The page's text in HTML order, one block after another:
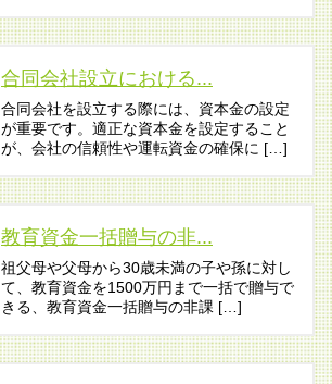
合同会社設立における...
合同会社を設立する際には、資本金の設定
が重要です。適正な資本金を設定すること
が、会社の信頼性や運転資金の確保に […]
教育資金一括贈与の非...
祖父母や父母から30歳未満の子や孫に対し
て、教育資金を1500万円まで一括で贈与で
きる、教育資金一括贈与の非課 […]